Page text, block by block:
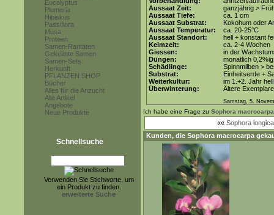
Eucalyptus
Plumeria
Hibiskus
Passiflora
Musa
Proteen
Samen-Raritäten
Gekeimte Samen
Samen-Sets
Herkunft
PFLANZEN SHOP
Bücher
Alles für die Anzucht
Alle Artikel
Angebote
Neue Produkte
Schnellsuche
Verwenden Sie Stichworte, um
ein Produkt zu finden.
erweiterte Suche
Aussaat Zeit:
ganzjährig >
Aussaat Tiefe:
ca. 1 cm
Aussaat Substrat:
Kokohum oder
Aussaat Temperatur:
ca. 20-25°C
Aussaat Standort:
hell + konstant
Keimzeit:
ca. 2-4 Wochen
Giessen:
in der
Düngen:
monatlich
Schädlinge:
Spinnmilben >
Substrat:
Einheitserde +
Weiterkultur:
im 1.+2. Jahr
Überwinterung:
Ältere
Samstag, 5.
Ich habe eine Frage zu Sophora macrocarpa
«« Sophora
Kunden, die Sophora macrocarpa